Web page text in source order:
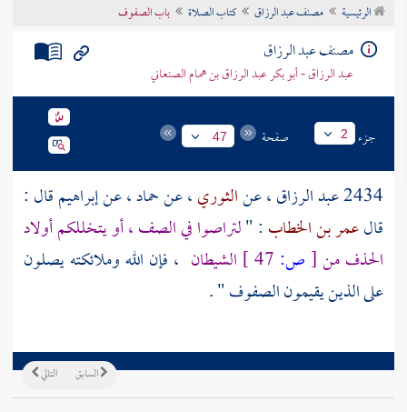
تراجم الأعلام
الرئيسية مصنف عبد الرزاق كتاب الصلاة باب الصفوف
مصنف عبد الرزاق
عبد الرزاق - أبو بكر عبد الرزاق بن همام الصنعاني
جزء 2 صفحة 47
2434عبد الرزاق، عنالثوري، عنحماد ،عنإبراهيمقال :
قالعمر بن الخطاب : "لتراصوا في الصف ، أو يتخللكم أولاد
الحذف من[ص: الشيطان ، فإن الله وملائكته يصلون
على الذين يقيمون الصفوف " .
التالي السابق